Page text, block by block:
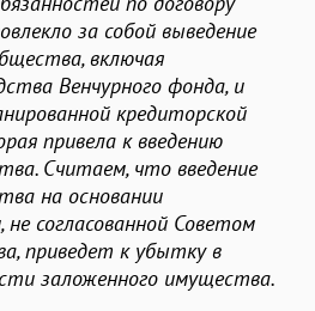
за собой выведение
включая
Венчурного фонда, и
кредиторской
привела к введению
Считаем, что введение
на основании
не согласованной Советом
приведет к убытку в
заложенного имущества.